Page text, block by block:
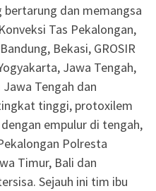
bertarung dan memangsa
Tas Pekalongan,
Bekasi, GROSIR
Jawa Tengah,
Tengah dan
tinggi, protoxilem
empulur di tengah,
Polresta
Timur, Bali dan
Sejauh ini tim ibu